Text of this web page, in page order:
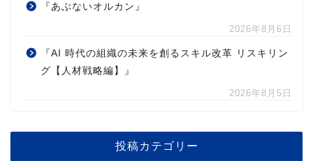
『あぶないオルカン』
2026年8月6日
『AI 時代の組織の未来を創るスキル改革 リスキリン
グ【人材戦略編】』
2026年8月5日
投稿カテゴリー